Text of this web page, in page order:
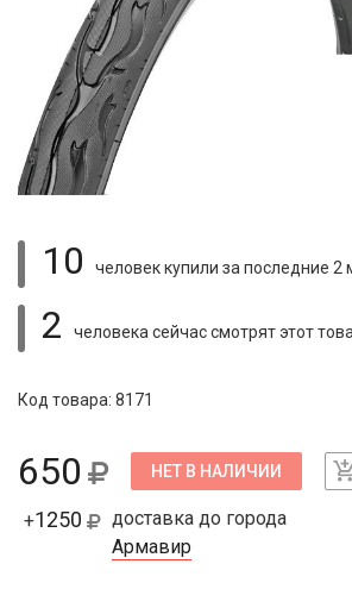
10 человек купили за последние 2
2 человека сейчас смотрятэтот
Код товара: 8171
650 НЕТ В НАЛИЧИИ
+1250
доставка до города
Армавир